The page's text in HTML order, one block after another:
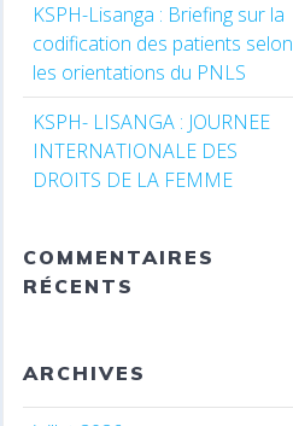
KSPH-Lisanga : Briefing sur la
codification des patients selon
les orientations du PNLS
KSPH- LISANGA : JOURNEE
INTERNATIONALE DES
DROITS DE LA FEMME
COMMENTAIRES
RÉCENTS
ARCHIVES